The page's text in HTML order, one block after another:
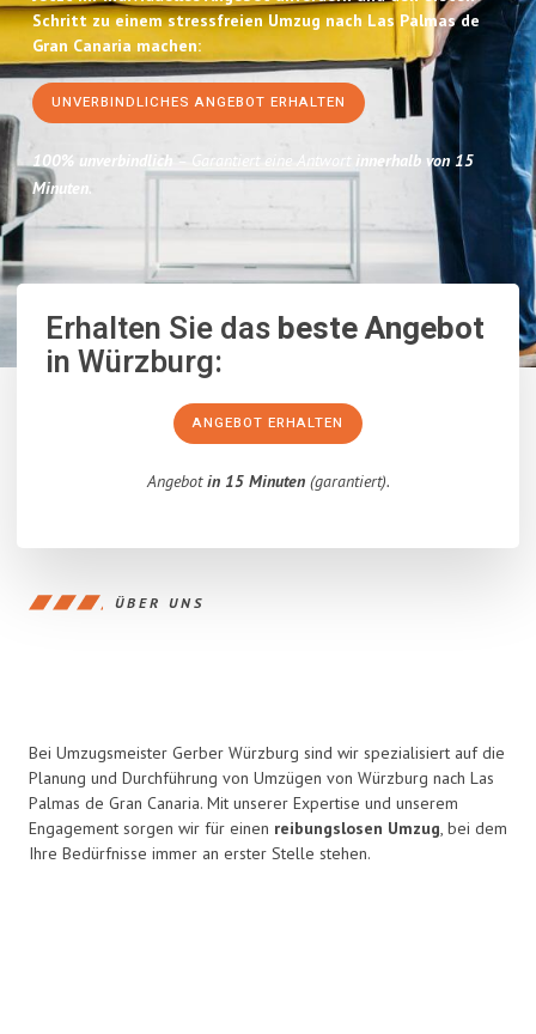
Schritt zu einem stressfreien Umzug nach Las Palmas de
Gran Canaria machen:
UNVERBINDLICHES ANGEBOT ERHALTEN
100% unverbindlich – Garantiert eine Antwort
innerhalb von 15
Minuten.
Erhalten Sie dasbeste Angebot
in Würzburg:
ANGEBOT ERHALTEN
Angebotin 15 Minuten(garantiert).
ÜBER UNS
Bei Umzugsmeister Gerber Würzburg sind wir spezialisiert auf die
Planung und Durchführung von Umzügen von Würzburg nach Las
Palmas de Gran Canaria. Mit unserer Expertise und unserem
Engagement sorgen wir für einen reibungslosen Umzug, bei dem
Ihre Bedürfnisse immer an erster Stelle stehen.